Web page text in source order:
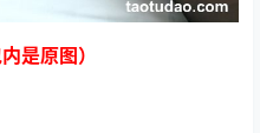
是原图）